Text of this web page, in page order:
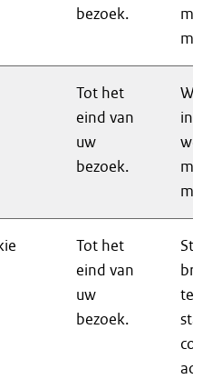
bezoek.
Tot het
eind van
uw
bezoek.
Tot het
eind van
uw
bezoek.
Stelt
staat